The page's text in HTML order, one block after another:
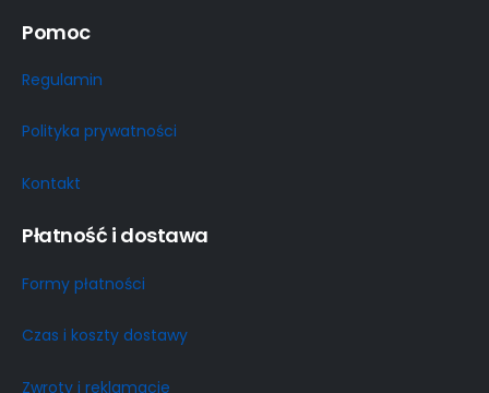
Pomoc
Regulamin
Polityka prywatności
Kontakt
Płatność i dostawa
Formy płatności
Czas i koszty dostawy
Zwroty i reklamacje